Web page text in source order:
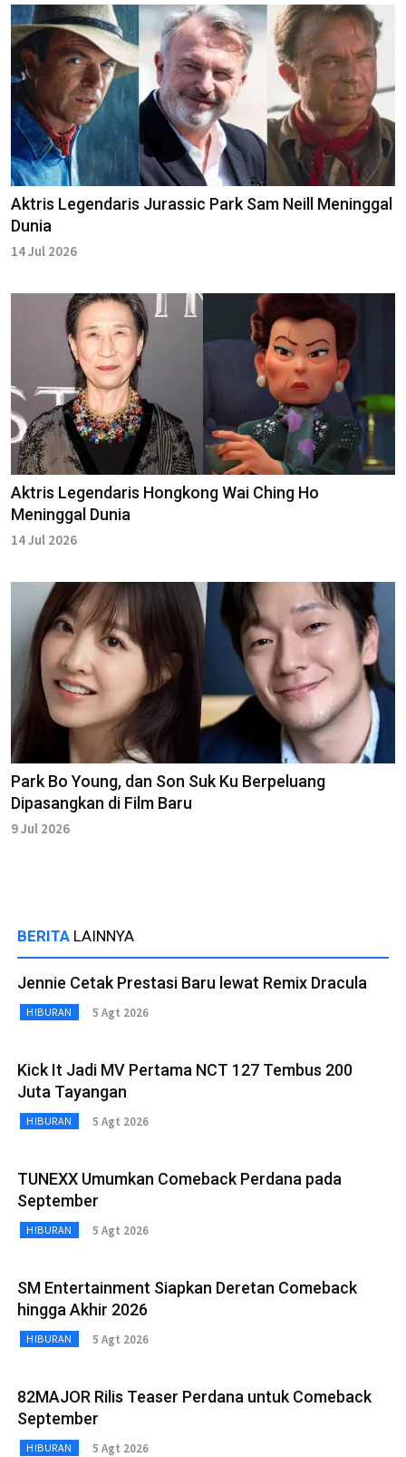
Aktris Legendaris Jurassic Park Sam Neill Meninggal
Dunia
14 Jul 2026
Aktris Legendaris Hongkong Wai Ching Ho
Meninggal Dunia
14 Jul 2026
Park Bo Young, dan Son Suk Ku Berpeluang
Dipasangkan di Film Baru
9 Jul 2026
BERITA LAINNYA
Jennie Cetak Prestasi Baru lewat Remix Dracula
HIBURAN 5 Agt 2026
Kick It Jadi MV Pertama NCT 127 Tembus 200
Juta Tayangan
HIBURAN 5 Agt 2026
TUNEXX Umumkan Comeback Perdana pada
September
HIBURAN 5 Agt 2026
SM Entertainment Siapkan Deretan Comeback
hingga Akhir 2026
HIBURAN 5 Agt 2026
82MAJOR Rilis Teaser Perdana untuk Comeback
September
HIBURAN 5 Agt 2026